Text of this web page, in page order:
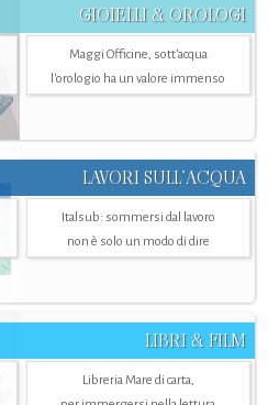
GIOIELLI & OROLOGI
Maggi Officine, sott’acqua
l'orologio ha un valore immenso
LAVORI SULL’ACQUA
Italsub: sommersi dal lavoro
non è solo un modo di dire
LIBRI & FILM
Libreria Mare di carta,